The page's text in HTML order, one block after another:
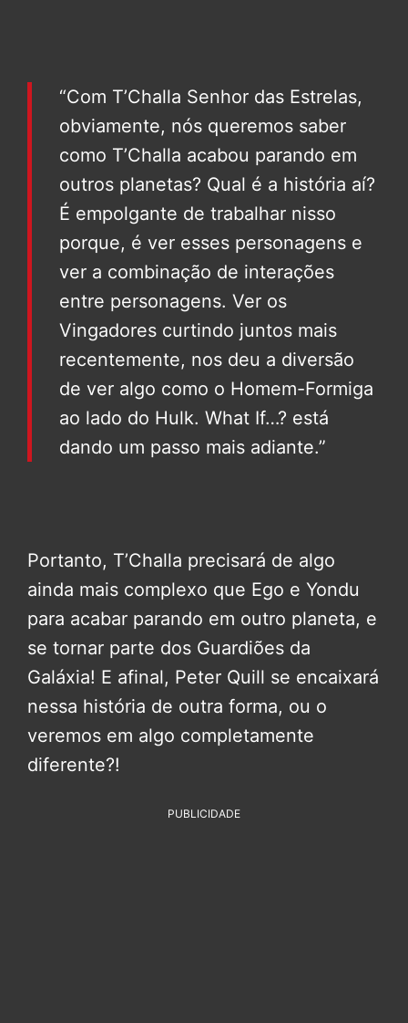
“Com T’Challa Senhor das Estrelas,
obviamente, nós queremos saber
como T’Challa acabou parando em
outros planetas? Qual é a história aí?
É empolgante de trabalhar nisso
porque, é ver esses personagens e
ver a combinação de interações
entre personagens. Ver os
Vingadores curtindo juntos mais
recentemente, nos deu a diversão
de ver algo como o Homem-Formiga
ao lado do Hulk. What If…? está
dando um passo mais adiante.”
Portanto, T’Challa precisará de algo
ainda mais complexo que Ego e Yondu
para acabar parando em outro planeta, e
se tornar parte dos Guardiões da
Galáxia! E afinal, Peter Quill se encaixará
nessa história de outra forma, ou o
veremos em algo completamente
diferente?!
PUBLICIDADE